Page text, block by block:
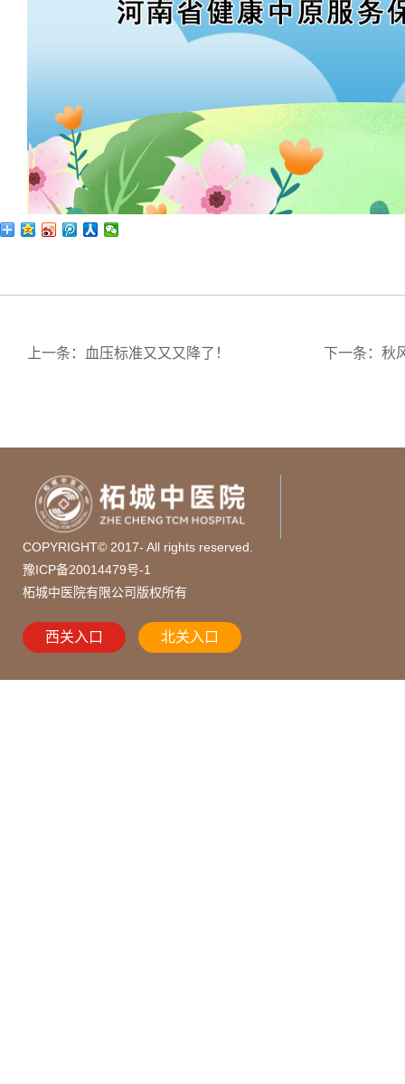
上一条：血压标准又又又降了！ 下一条：秋
COPYRIGHT© 2017- All rights reserved.
豫ICP备20014479号-1
柘城中医院有限公司版权所有
西关入口 北关入口